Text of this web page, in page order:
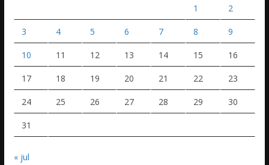
1 2
3 4 5 6 7 8 9
10 11 12 13 14 15 16
17 18 19 20 21 22 23
24 25 26 27 28 29 30
31
« jul